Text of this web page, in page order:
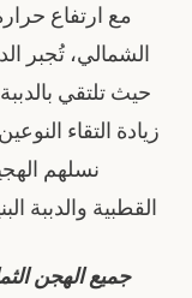
مع ارتفاع
الشمالي، تُجبر
حيث تلتقي
زيادة التقاء
نسلهم
القطبية والدببة
جميع الهجن